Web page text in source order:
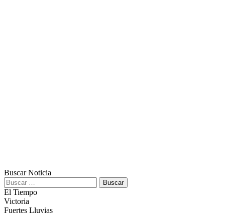
Buscar Noticia
Buscar:
El Tiempo
Victoria
Fuertes Lluvias